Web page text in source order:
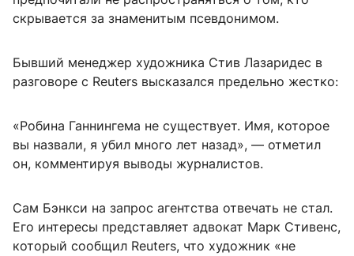
скрывается за знаменитым псевдонимом.
Бывший менеджер художника Стив Лазаридес в
разговоре с Reuters высказался предельно жестко:
«Робина Ганнингема не существует. Имя, которое
вы назвали, я убил много лет назад», — отметил
он, комментируя выводы журналистов.
Сам Бэнкси на запрос агентства отвечать не стал.
Его интересы представляет адвокат Марк Стивенс,
который сообщил Reuters, что художник «не